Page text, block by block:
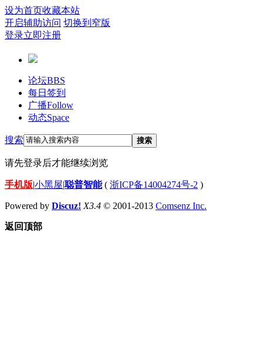
设为首页收藏本站
开启辅助访问 切换到窄版
登录立即注册
论坛BBS
每日签到
广播Follow
动态Space
搜索 搜索
请先登录后才能继续浏览
手机版|小黑屋|聪普智能( 浙ICP备14004274号-2 )
Powered by Discuz! X3.4 © 2001-2013 Comsenz Inc.
返回顶部